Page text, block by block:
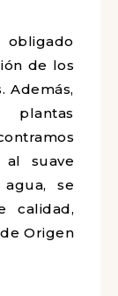
obligado
de los
Además,
suave
se
calidad,
Origen